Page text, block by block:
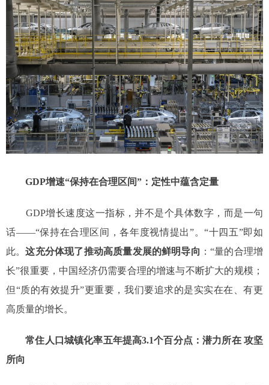
GDP增速“保持在合理区间”：定性中蕴含定量
GDP增长速度这一指标，并不是个具体数字，而是一句
话——“保持在合理区间，各年度视情提出”。“十四五”即如
此。这充分体现了推动高质量发展的鲜明导向 ：“量的合理增
长”很重要，中国经济仍需要合理的增速与不断扩大的规模；
但“质的有效提升”更重要，我们要追求的是实实在在、有更
高质量的增长。
常住人口城镇化率五年提高3.1个百分点：潜力所在 攻坚
所向